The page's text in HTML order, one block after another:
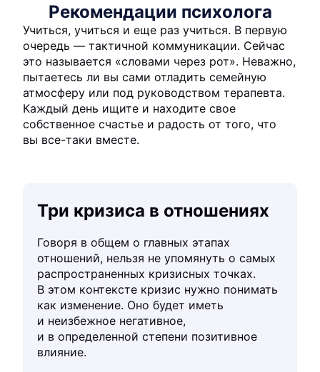
Рекомендации психолога
Учиться, учиться и еще раз учиться. В первую
очередь — тактичной коммуникации. Сейчас
это называется «словами через рот». Неважно,
пытаетесь ли вы сами отладить семейную
атмосферу или под руководством терапевта.
Каждый день ищите и находите свое
собственное счастье и радость от того, что
вы все-таки вместе.
Три кризиса в отношениях
Говоря в общем о главных этапах
отношений, нельзя не упомянуть о самых
распространенных кризисных точках.
В этом контексте кризис нужно понимать
как изменение. Оно будет иметь
и неизбежное негативное,
и в определенной степени позитивное
влияние.